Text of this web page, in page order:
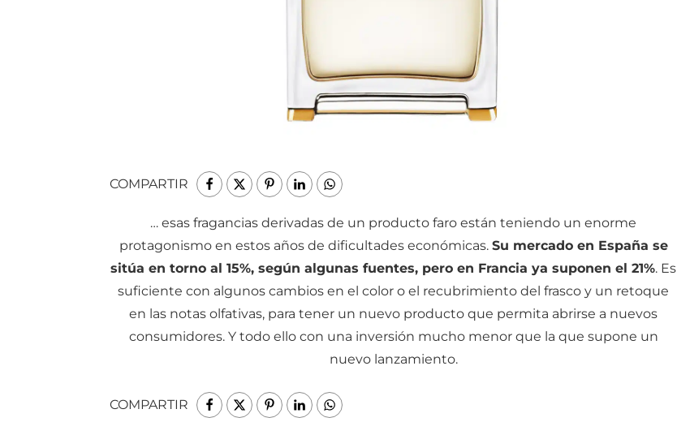
COMPARTIR
… esas fragancias derivadas de un producto faro están teniendo un enorme
protagonismo en estos años de dificultades económicas. Su mercado en España se
sitúa en torno al 15%, según algunas fuentes, pero en Francia ya suponen el 21%. Es
suficiente con algunos cambios en el color o el recubrimiento del frasco y un retoque
en las notas olfativas, para tener un nuevo producto que permita abrirse a nuevos
consumidores. Y todo ello con una inversión mucho menor que la que supone un
nuevo lanzamiento.
COMPARTIR